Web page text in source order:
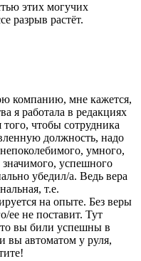
этих могучих
разрыв растёт.
компанию, мне кажется,
я работала в редакциях
чтобы сотрудника
должность, надо
умного,
успешного
убедил/а. Ведь вера
т.е.
на опыте. Без веры
ее не поставит. Тут
вы били успешны в
автоматом у руля,